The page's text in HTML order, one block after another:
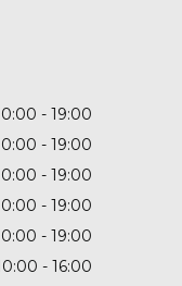
19:00
19:00
19:00
19:00
19:00
16:00